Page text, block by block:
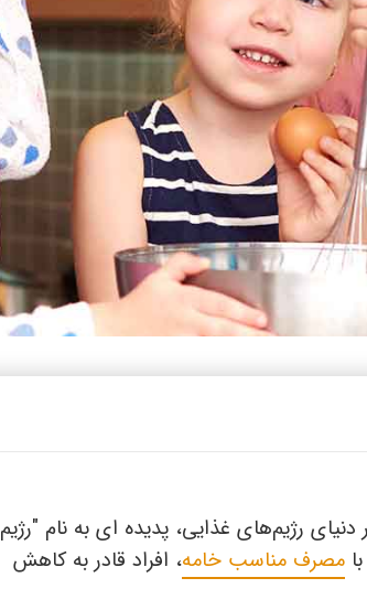
رژیم‌های غذایی، پدیده ای به نام "رژیم
مصرف مناسب خامه، افراد قادر به کاهش